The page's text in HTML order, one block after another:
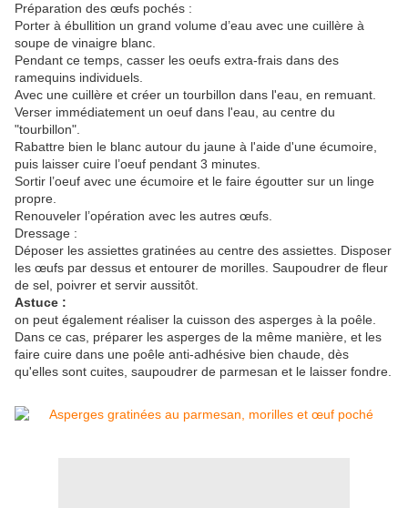
Préparation des œufs pochés :
Porter à ébullition un grand volume d’eau avec une cuillère à
soupe de vinaigre blanc.
Pendant ce temps, casser les oeufs extra-frais dans des
ramequins individuels.
Avec une cuillère et créer un tourbillon dans l'eau, en remuant.
Verser immédiatement un oeuf dans l'eau, au centre du
"tourbillon".
Rabattre bien le blanc autour du jaune à l'aide d'une écumoire,
puis laisser cuire l’oeuf pendant 3 minutes.
Sortir l’oeuf avec une écumoire et le faire égoutter sur un linge
propre.
Renouveler l’opération avec les autres œufs.
Dressage :
Déposer les assiettes gratinées au centre des assiettes. Disposer
les œufs par dessus et entourer de morilles. Saupoudrer de fleur
de sel, poivrer et servir aussitôt.
Astuce :
on peut également réaliser la cuisson des asperges à la poêle.
Dans ce cas, préparer les asperges de la même manière, et les
faire cuire dans une poêle anti-adhésive bien chaude, dès
qu'elles sont cuites, saupoudrer de parmesan et le laisser fondre.